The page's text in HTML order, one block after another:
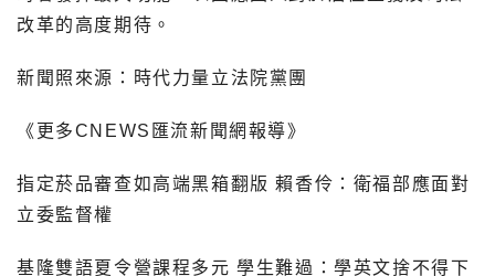
改革的高度期待。
新聞照來源：時代力量立法院黨團
《更多CNEWS匯流新聞網報導》
指定菸品審查如高端黑箱翻版 賴香伶：衛福部應面對
立委監督權
基隆雙語夏令營課程多元 學生難過：學英文捨不得下